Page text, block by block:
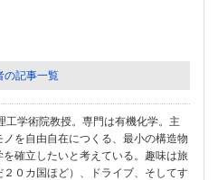
の記事一覧
学術院教授。専門は有機化学。主
を自由自在につくる、最小の構造物
確立したいと考えている。趣味は旅
０カ国ほど）、ドライブ、そしてす